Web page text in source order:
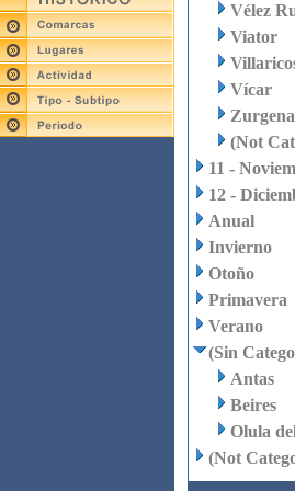
Vélez
Viator
Vícar
Zurgena
(Not
11 -
12 -
Anual
Invierno
Otoño
Primavera
Verano
(Sin
Antas
Beires
Olula
(Not